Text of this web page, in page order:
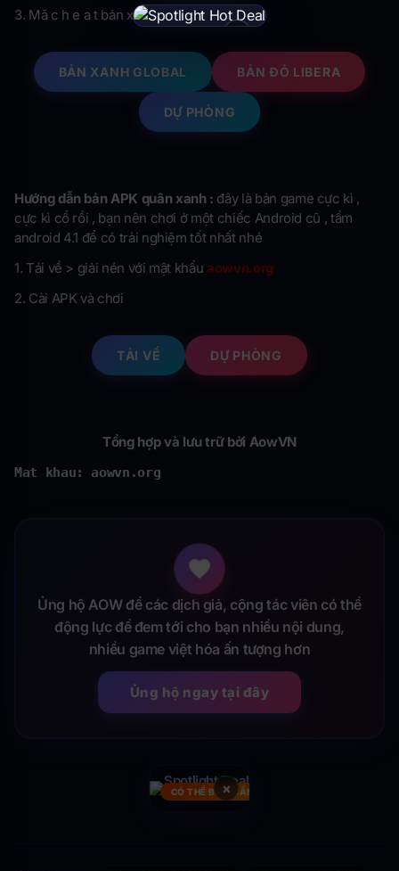
3. Mã c h e a t bản xanh :xem tại đây
BẢN XANH GLOBAL BẢN ĐỎ LIBERA
DỰ PHÒNG
Hướng dẫn bản APK quân xanh : đây là bản game cực kì ,
cực kì cổ rồi , bạn nên chơi ở một chiếc Android cũ , tầm
android 4.1 để có trải nghiệm tốt nhất nhé
1. Tải về > giải nén với mật khẩu aowvn.org
2. Cài APK và chơi
TẢI VỀ DỰ PHÒNG
Tổng hợp và lưu trữ bởi AowVN
Mat khau: aowvn.org
Ủng hộ AOW để các dịch giả, cộng tác viên có thể
động lực để đem tới cho bạn nhiều nội dung,
nhiều game việt hóa ấn tượng hơn
Ủng hộ ngay tại đây
×
CÓ THỂ BẠN CẦN
×